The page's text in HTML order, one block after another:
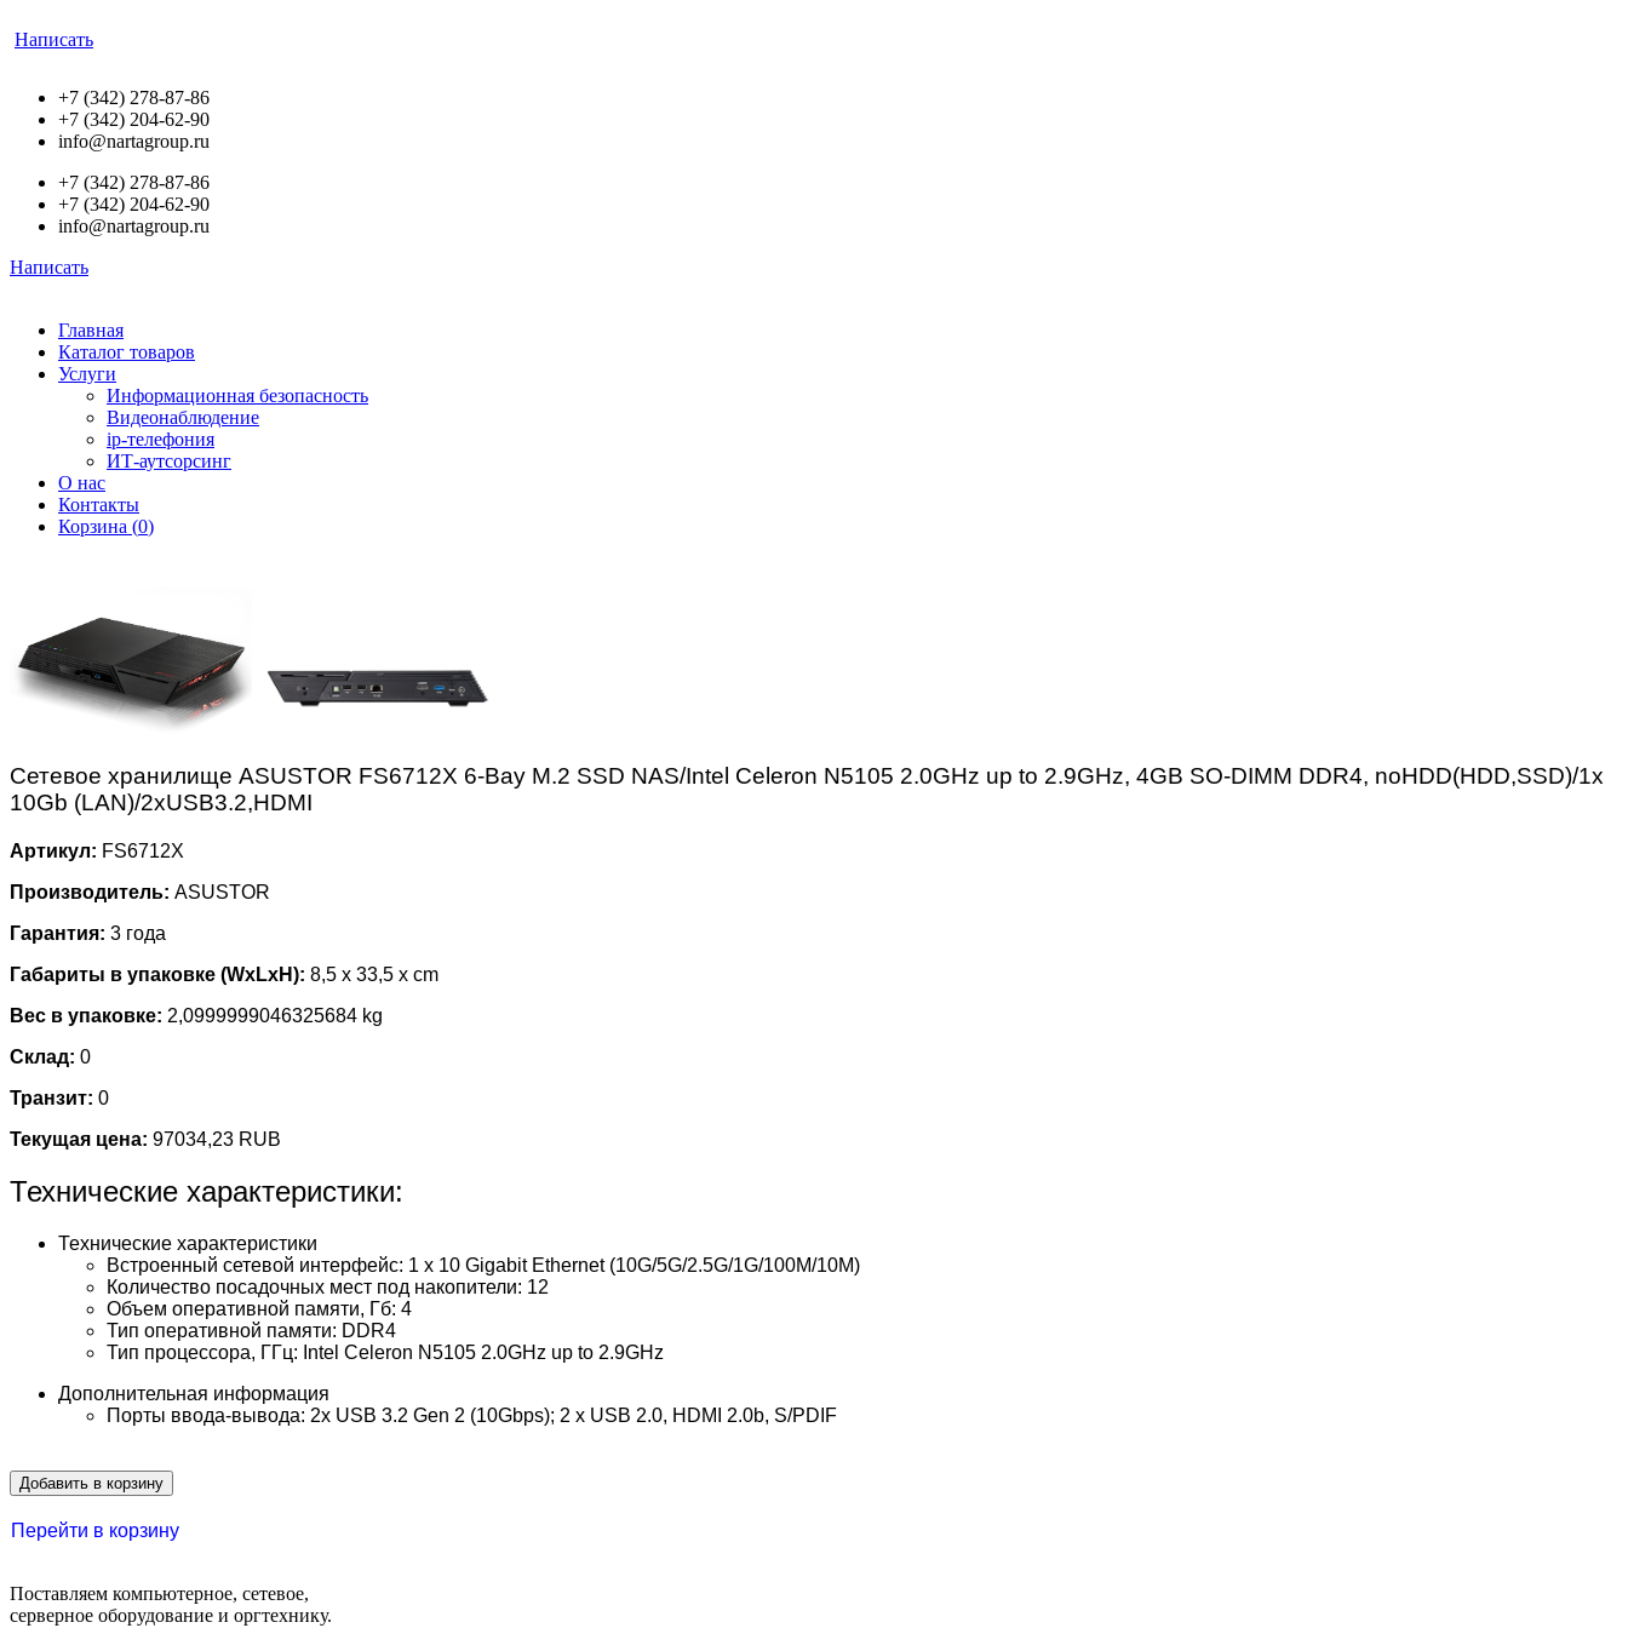
Написать
+7 (342) 278-87-86
+7 (342) 204-62-90
info@nartagroup.ru
+7 (342) 278-87-86
+7 (342) 204-62-90
info@nartagroup.ru
Написать
Главная
Каталог товаров
Услуги
Информационная безопасность
Видеонаблюдение
ip-телефония
ИТ-аутсорсинг
О нас
Контакты
Корзина (0)
Сетевое хранилище ASUSTOR FS6712X 6-Bay M.2 SSD NAS/Intel Celeron N5105 2.0GHz up to 2.9GHz, 4GB SO-DIMM DDR4, noHDD(HDD,SSD)/1x
10Gb (LAN)/2xUSB3.2,HDMI
Артикул: FS6712X
Производитель: ASUSTOR
Гарантия: 3 года
Габариты в упаковке (WxLxH): 8,5 x 33,5 x cm
Вес в упаковке: 2,0999999046325684 kg
Склад: 0
Транзит: 0
Текущая цена: 97034,23 RUB
Технические характеристики:
Технические характеристики
Встроенный сетевой интерфейс: 1 x 10 Gigabit Ethernet (10G/5G/2.5G/1G/100M/10M)
Количество посадочных мест под накопители: 12
Объем оперативной памяти, Гб: 4
Тип оперативной памяти: DDR4
Тип процессора, ГГц: Intel Celeron N5105 2.0GHz up to 2.9GHz
Дополнительная информация
Порты ввода-вывода: 2x USB 3.2 Gen 2 (10Gbps); 2 x USB 2.0, HDMI 2.0b, S/PDIF
Добавить в корзину
Перейти в корзину
Поставляем компьютерное, сетевое,
серверное оборудование и оргтехнику.